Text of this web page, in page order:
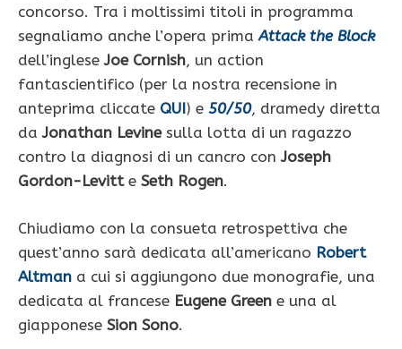
concorso. Tra i moltissimi titoli in programma
segnaliamo anche l’opera prima Attack the Block
dell’inglese Joe Cornish, un action
fantascientifico (per la nostra recensione in
anteprima cliccate QUI) e 50/50, dramedy diretta
daJonathan Levine sulla lotta di un ragazzo
contro la diagnosi di un cancro conJoseph
Gordon-Levitte Seth Rogen.
Chiudiamo con la consueta retrospettiva che
quest’anno sarà dedicata all’americano Robert
Altman a cui si aggiungono due monografie, una
dedicata al francese Eugene Green e una al
giapponese Sion Sono.